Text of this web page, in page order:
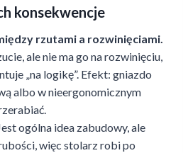
konsekwencje
rzutami a rozwinięciami.
ale nie ma go na rozwinięciu,
„na logikę”. Efekt: gniazdo
albo w nieergonomicznym
ogólna idea zabudowy, ale
więc stolarz robi po